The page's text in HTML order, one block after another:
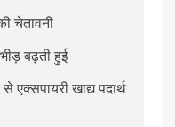
चेतावनी
भीड़ बढ़ती हुई
एक्सपायरी खाद्य पदार्थ